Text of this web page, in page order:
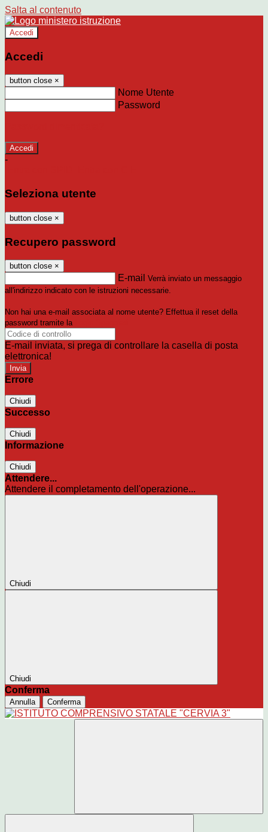
Salta al contenuto
Accedi
Accedi
button close ×
Nome Utente
Password
-
Seleziona utente
button close ×
Recupero password
button close ×
E-mail Verrà inviato un messaggio
all'indirizzo indicato con le istruzioni necessarie.
Non hai una e-mail associata al nome utente? Effettua il reset della
password tramite la
E-mail inviata, si prega di controllare la casella di posta
elettronica!
Errore
Chiudi
Successo
Chiudi
Informazione
Chiudi
Attendere...
Attendere il completamento dell'operazione...
Chiudi
Chiudi
Conferma
Annulla Conferma